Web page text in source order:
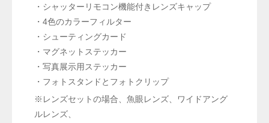
・シャッターリモコン機能付きレンズキャップ
・4色のカラーフィルター
・シューティングカード
・マグネットステッカー
・写真展示用ステッカー
・ フォトスタンド とフォトクリップ
※レンズセットの場合、魚眼レンズ、ワイドアング
ルレンズ、